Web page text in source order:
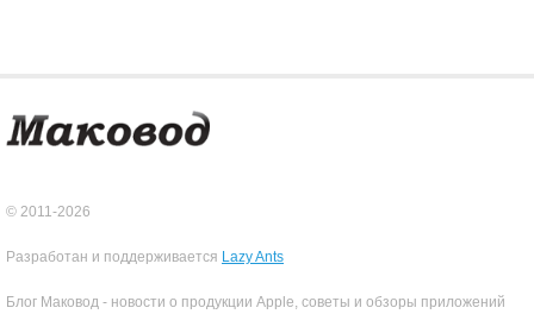
© 2011-2026
Разработан и поддерживается Lazy Ants
Блог Маковод - новости о продукции Apple, советы и обзоры приложений